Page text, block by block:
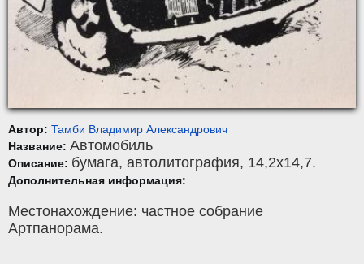
Автор: Тамби Владимир Александрович
Название: Автомобиль
Описание: бумага, автолитография, 14,2x14,7.
Дополнительная информация:
Местонахождение: частное собрание
Артпанорама.